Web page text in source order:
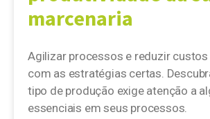
marcenaria
Agilizar processos e reduzir custos
com as estratégias certas.
tipo de produção exige atenção a
essenciais em seus processos.